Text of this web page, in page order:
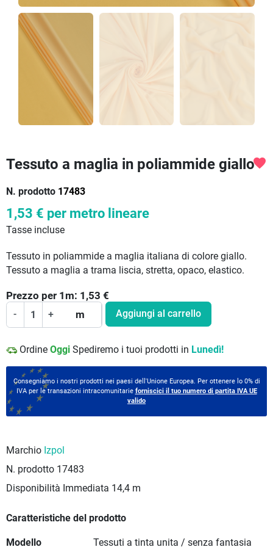
Tessuto a maglia in poliammide giallo
N. prodotto 17483
favorite
1,53 € per metro lineare
Tasse incluse
Tessuto in poliammide a maglia italiana di colore giallo.
Tessuto a maglia a trama liscia, stretta, opaco, elastico.
Prezzo per 1 m: 1,53 €
- + m Aggiungi al carrello
Ordine Oggi Spediremo i tuoi prodotti in Lunedì!
Consegniamo i nostri prodotti nei paesi dell'Unione Europea. Per ottenere lo 0% di
IVA per le transazioni intracomunitarie forniscici il tuo numero di partita IVA UE
valido
Marchio Izpol
N. prodotto 17483
Disponibilità Immediata 14,4 m
Caratteristiche del prodotto
Modello Tessuti a tinta unita / senza fantasia